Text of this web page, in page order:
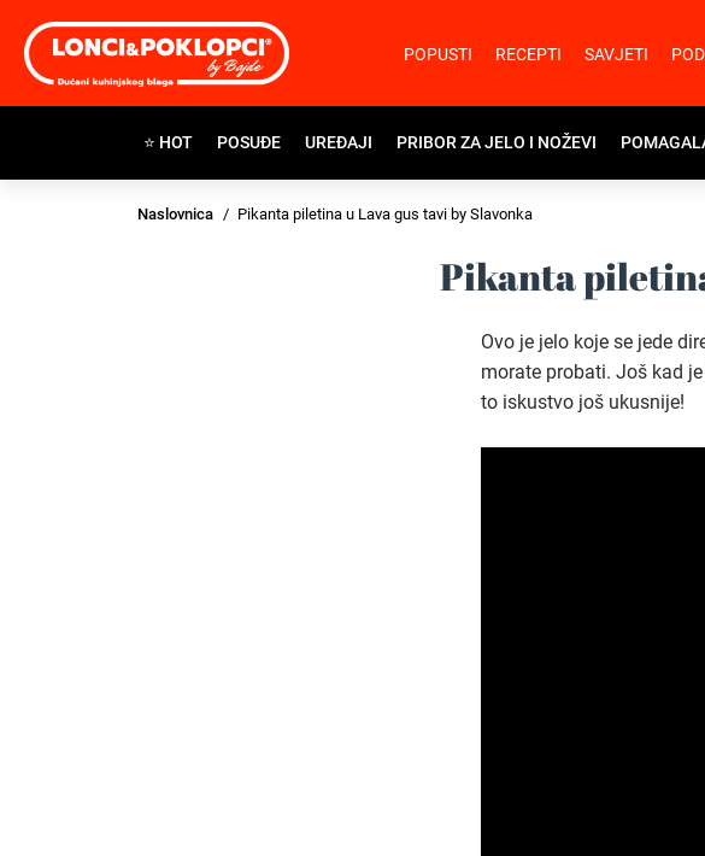
POPUSTI RECEPTI SAVJETI
⭐ HOT POSUĐE UREĐAJI PRIBOR ZA JELO I NOŽEVI
Naslovnica Pikanta piletina u Lava gus tavi by Slavonka
Pikanta
Ovo je jelo koje se jede
morate probati. Još kad
to iskustvo još ukusnije!